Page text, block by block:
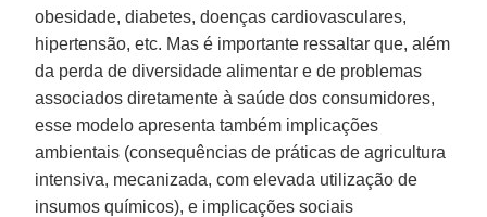
obesidade, diabetes, doenças cardiovasculares,
hipertensão, etc. Mas é importante ressaltar que, além
da perda de diversidade alimentar e de problemas
associados diretamente à saúde dos consumidores,
esse modelo apresenta também implicações
ambientais (consequências de práticas de agricultura
intensiva, mecanizada, com elevada utilização de
insumos químicos), e implicações sociais